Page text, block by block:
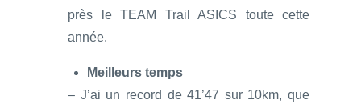
près le TEAM Trail ASICS toute cette
année.
Meilleurs temps
– J’ai un record de 41’47 sur 10km, que